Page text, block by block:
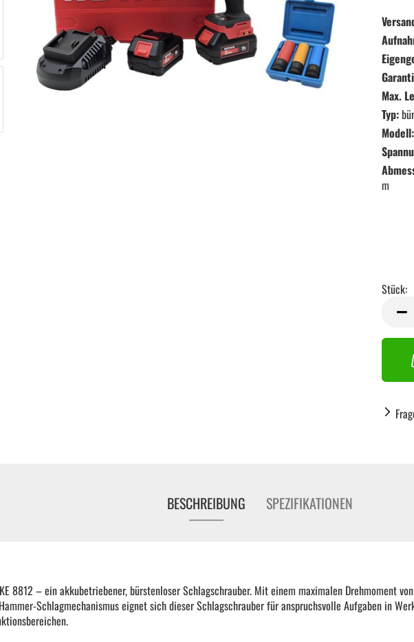
| Ersatzteile
220V/400V
Zange
Gewindereparatur
Max.
Typ:
Modell:
m
Stück:
Stück
BESCHREIBUNG SPEZIFIKATIONEN
8812 – ein akkubetriebener, bürstenloser Schlagschrauber. Mit einem maximalen Drehmoment
Schlagmechanismus eignet sich dieser Schlagschrauber für anspruchsvolle Aufgaben in